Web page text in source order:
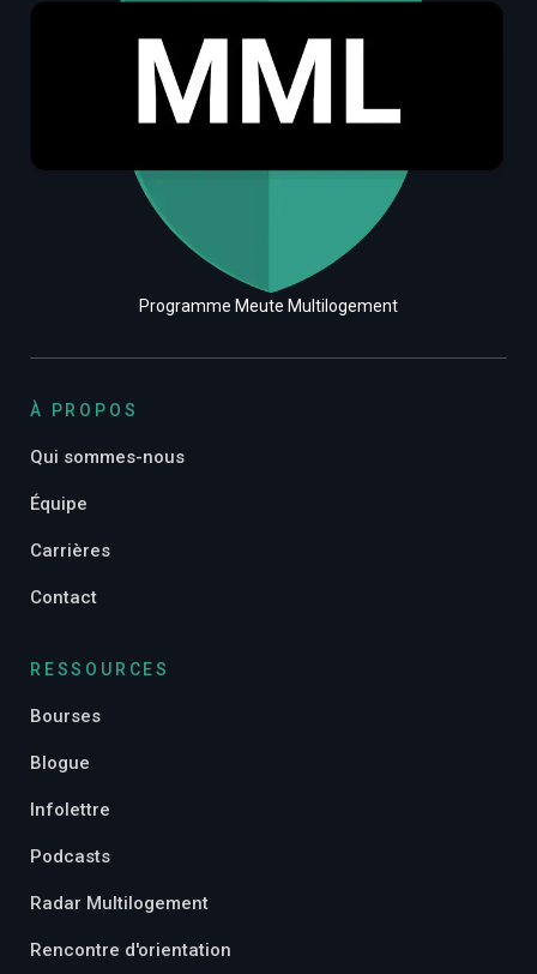
Programme Meute Multilogement
À PROPOS
Qui sommes-nous
Équipe
Carrières
Contact
RESSOURCES
Bourses
Blogue
Infolettre
Podcasts
Radar Multilogement
Rencontre d'orientation